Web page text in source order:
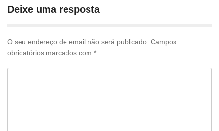
publicações
Deixe uma resposta
O seu endereço de email não será publicado. Campos
obrigatórios marcados com *